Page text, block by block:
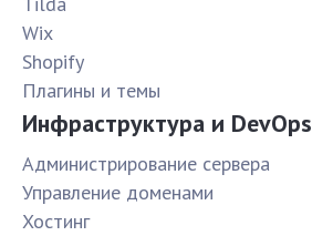
Wix
Shopify
Плагины и темы
Инфраструктура и DevOps
Администрирование сервера
Управление доменами
Хостинг